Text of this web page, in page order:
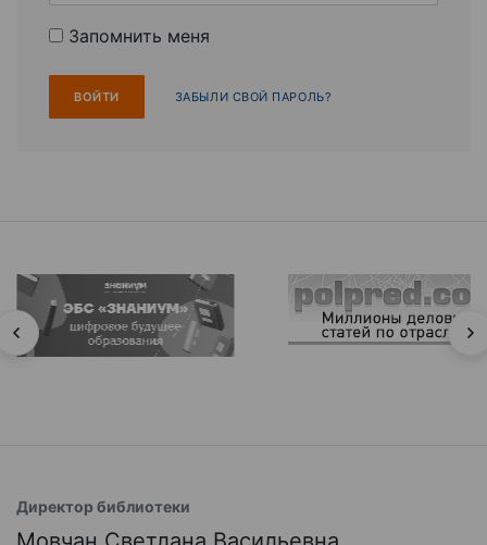
Запомнить меня
ЗАБЫЛИ СВОЙ ПАРОЛЬ?
Директор библиотеки